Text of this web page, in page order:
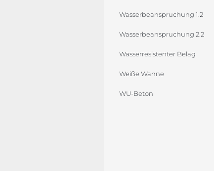
Wasserbeanspruchung 1.2
Wasserbeanspruchung 2.2
Wasserresistenter Belag
Weiße Wanne
WU-Beton